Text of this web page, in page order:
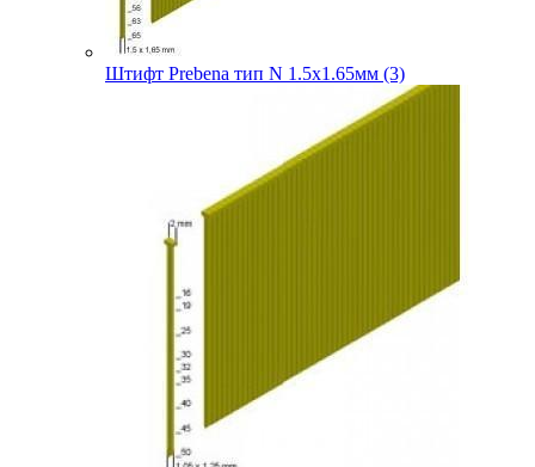
Штифт Prebena тип N 1.5х1.65мм (3)